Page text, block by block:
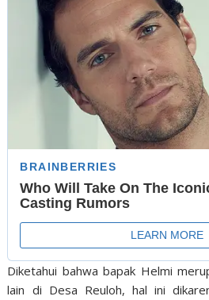
Diketahui bahwa bapak Helmi
lain di Desa Reuloh, hal ini